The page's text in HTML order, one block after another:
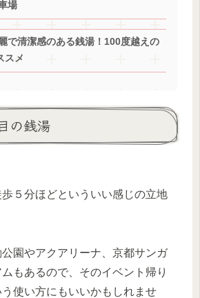
場
で清潔感のある銭湯！100度越えの
スメ
の銭湯
５分ほどといういい感じの立地
園やアクアリーナ、京都サンガ
もあるので、そのイベント帰り
使い方にもいいかもしれませ